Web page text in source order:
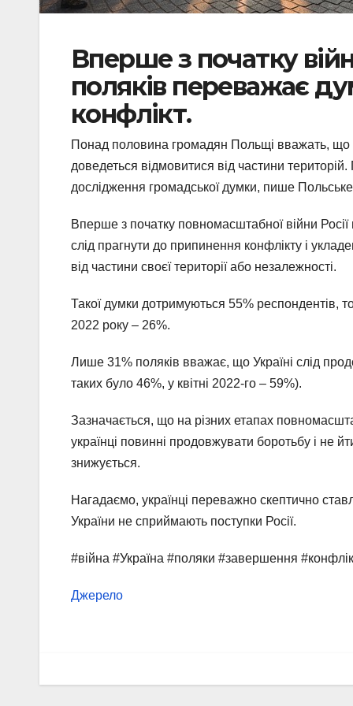
Вперше з початку
поляків переважає
конфлікт.
Понад половина громадян Польщі вважать, що
доведеться відмовитися від частини
дослідження громадської думки, пише Польське
Вперше з початку повномасштабної війни
слід прагнути до припинення конфлікту і
від частини своєї території або незалежності.
Такої думки дотримуються 55% респондентів,
2022 року – 26%.
Лише 31% поляків вважає, що Україні слід
таких було 46%, у квітні 2022-го – 59%).
Зазначається, що на різних етапах
українці повинні продовжувати боротьбу і не
знижується.
Нагадаємо, українці переважно скептично
України не сприймають поступки Росії.
#війна #Україна #поляки #завершення
Джерело